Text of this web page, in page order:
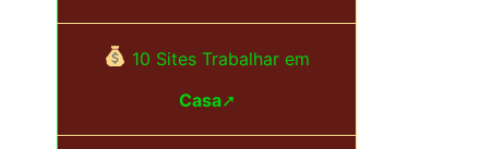
10 Sites Trabalhar em
Casa➚